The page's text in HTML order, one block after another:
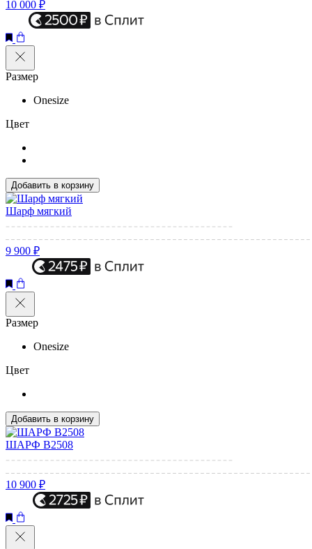
10 000 ₽
Размер
Onesize
Цвет
Добавить в корзину
Шарф мягкий
9 900 ₽
Размер
Onesize
Цвет
Добавить в корзину
ШАРФ B2508
10 900 ₽